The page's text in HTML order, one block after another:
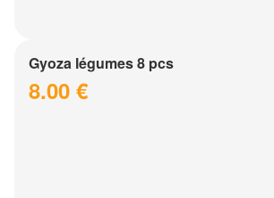
Gyoza légumes 8 pcs
8.00 €